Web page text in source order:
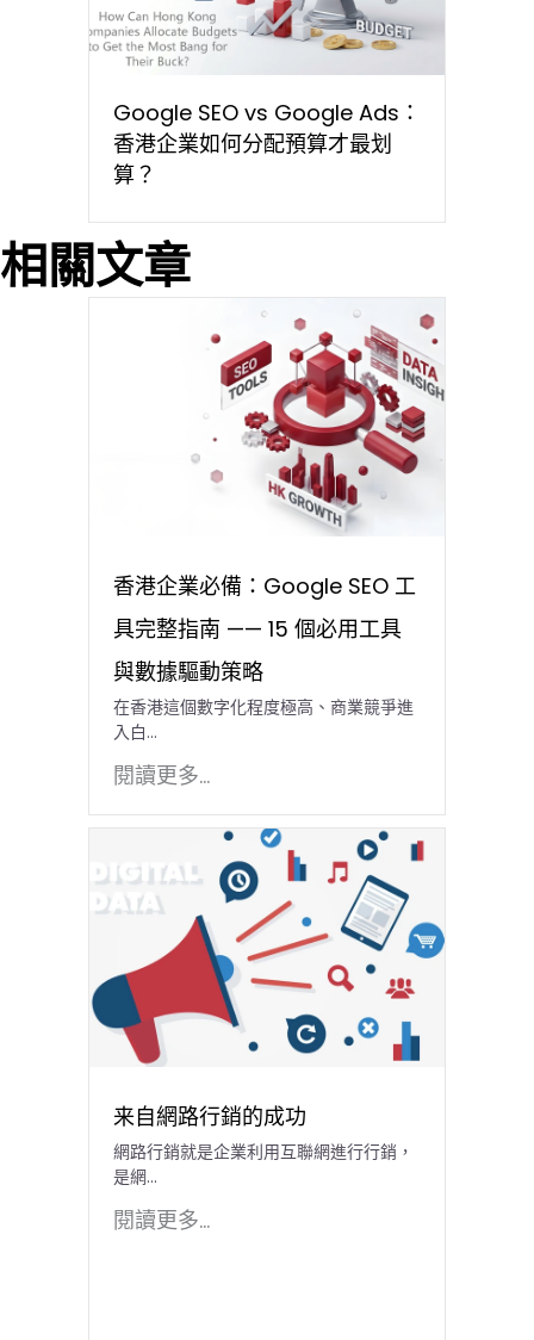
Google SEO vs Google Ads：
香港企業如何分配預算才最划
算？
相關文章
香港企業必備：Google SEO 工
具完整指南 —— 15 個必用工具
與數據驅動策略
在香港這個數字化程度極高、商業競爭進
入白…
閱讀更多...
来自網路行銷的成功
網路行銷就是企業利用互聯網進行行銷，
是網...
閱讀更多...